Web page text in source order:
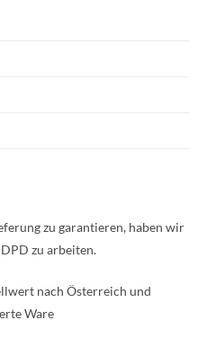
zu garantieren, haben wir
zu arbeiten.
nach Österreich und
Ware